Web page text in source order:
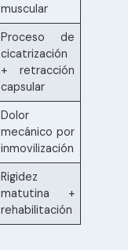
muscular
Proceso de
cicatrización
+ retracción
capsular
Dolor
mecánico por
inmovilización
Rigidez
matutina +
rehabilitación